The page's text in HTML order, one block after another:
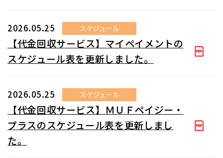
2026.05.25 スケジュール
【代金回収サービス】マイペイメントの
スケジュール表を更新しました。
2026.05.25 スケジュール
【代金回収サービス】ＭＵＦペイジー・
プラスのスケジュール表を更新しまし
た。